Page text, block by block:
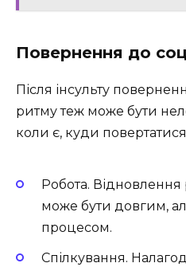
Повернення до
Після інсульту
ритму теж може бути
коли є, куди
Робота.
може бути довгим,
процесом.
Спілкування.